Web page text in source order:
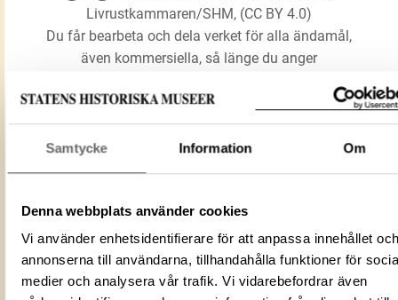
Samtycke Information Om
Denna webbplats använder cookies
Vi använder enhetsidentifierare för att anpassa innehållet och
annonserna till användarna, tillhandahålla funktioner för
medier och analysera vår trafik. Vi vidarebefordrar även
Förmålsbenämning Kjol
Föremålsnummer
19125_LRK
Mediatyp
image/jpeg
ID‑nummer
9E6658AA-7897-4549-BF09-
Livrustkammaren/SHM, (CC BY 4.0)
Du får bearbeta och dela verket för alla ändamål,
även kommersiella, så länge du anger
LADDA NER MEDIA